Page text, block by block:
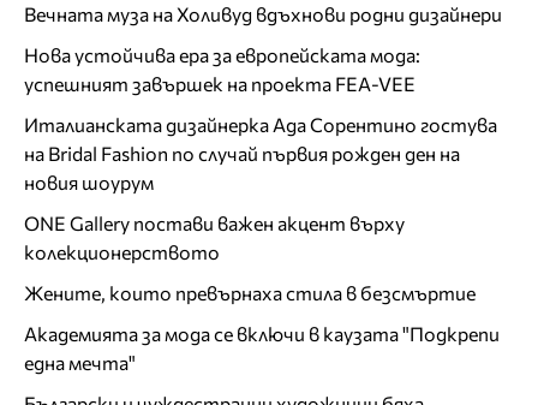
Вечната муза на Холивуд вдъхнови родни дизайнери
Нова устойчива ера за европейската мода:
успешният завършек на проекта FEA-VEE
Италианската дизайнерка Ада Сорентино гостува
на Bridal Fashion по случай първия рожден ден на
новия шоурум
ONE Gallery постави важен акцент върху
колекционерството
Жените, които превърнаха стила в безсмъртие
Академията за мода се включи в каузата "Подкрепи
една мечта"